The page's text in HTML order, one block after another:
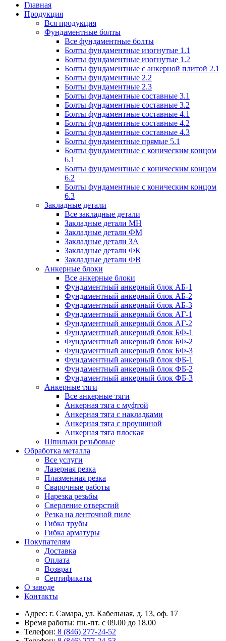
Главная
Продукция
Вся продукция
Фундаментные болты
Все фундаментные болты
Болты фундаментные изогнутые 1.1
Болты фундаментные изогнутые 1.2
Болты фундаментные с анкерной плитой 2.1
Болты фундаментные 2.2
Болты фундаментные 2.3
Болты фундаментные составные 3.1
Болты фундаментные составные 3.2
Болты фундаментные составные 4.1
Болты фундаментные составные 4.2
Болты фундаментные составные 4.3
Болты фундаментные прямые 5.1
Болты фундаментные с коническим концом
6.1
Болты фундаментные с коническим концом
6.2
Болты фундаментные с коническим концом
6.3
Закладные детали
Все закладные детали
Закладные детали МН
Закладные детали ФМ
Закладные детали ЗА
Закладные детали ФК
Закладные детали ФВ
Анкерные блоки
Все анкерные блоки
Фундаментный анкерный блок АБ-1
Фундаментный анкерный блок АБ-2
Фундаментный анкерный блок АБ-3
Фундаментный анкерный блок АГ-1
Фундаментный анкерный блок АГ-2
Фундаментный анкерный блок БФ-1
Фундаментный анкерный блок БФ-2
Фундаментный анкерный блок БФ-3
Фундаментный анкерный блок ФБ-1
Фундаментный анкерный блок ФБ-2
Фундаментный анкерный блок ФБ-3
Анкерные тяги
Все анкерные тяги
Анкерная тяга с муфтой
Анкерная тяга с накладками
Анкерная тяга с проушиной
Анкерная тяга плоская
Шпильки резьбовые
Обработка металла
Все услуги
Лазерная резка
Плазменная резка
Сварочные работы
Нарезка резьбы
Сверление отверстий
Резка на ленточной пиле
Гибка трубы
Гибка арматуры
Покупателям
Доставка
Оплата
Возврат
Сертификаты
О заводе
Контакты
Адрес: г. Самара, ул. Кабельная, д. 13, оф. 17
Время работы: пн.-пт. с 09.00 до 18.00
Телефон: 8 (846) 277-24-52